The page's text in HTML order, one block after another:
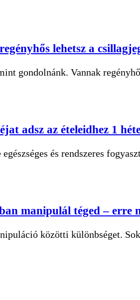
lehetsz a
gondolnánk. Vannak
adsz az ételeidhez 1
és rendszeres
manipulál téged – erre
közötti különbséget.